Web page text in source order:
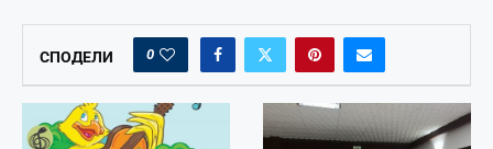
СПОДЕЛИ 0